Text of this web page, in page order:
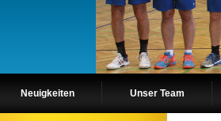
Neuigkeiten Unser Team